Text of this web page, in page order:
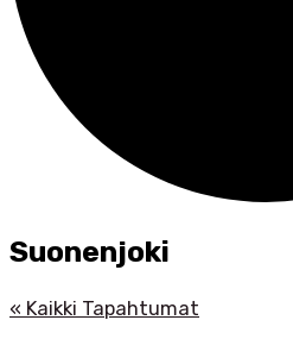
Suonenjoki
« Kaikki Tapahtumat